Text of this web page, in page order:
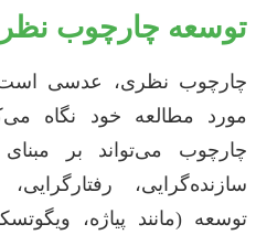
توسعه چارچوب
چارچوب نظری، عدسی است
مورد مطالعه خود نگاه
چارچوب می‌تواند بر مبنای
سازنده‌گرایی،
توسعه (مانند پیاژه،